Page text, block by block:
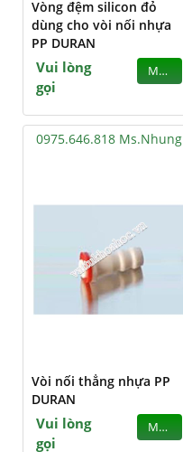
Vòng đệm silicon đỏ
dùng cho vòi nối nhựa
PP DURAN
Vui lòng
gọi
MUA
0975.646.818 Ms.Nhung
Vòi nối thẳng nhựa PP
DURAN
Vui lòng
gọi
MUA